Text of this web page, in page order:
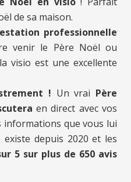
de sa maison.
professionnelle
venir le Père Noël ou
visio est une excellente
! Un vrai Père
en direct avec vos
informations que vous lui
depuis 2020 et les
5 sur plus de 650 avis